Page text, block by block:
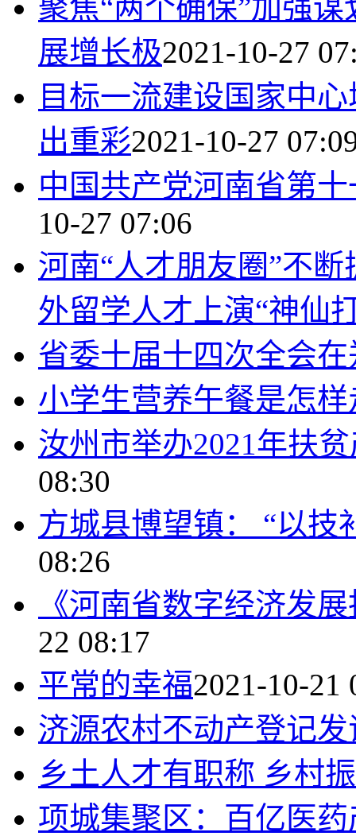
聚焦“两个确保”加强
展增长极2021-10-27
目标一流建设国家中
出重彩2021-10-27
中国共产党河南省第
10-27 07:06
河南“人才朋友圈”不
外留学人才上演“神仙
省委十届十四次全会
小学生营养午餐是怎
汝州市举办2021年扶
08:30
方城县博望镇： “以技
08:26
《河南省数字经济发
22 08:17
平常的幸福2021-10-21
济源农村不动产登记
乡土人才有职称 乡村
项城集聚区：百亿医